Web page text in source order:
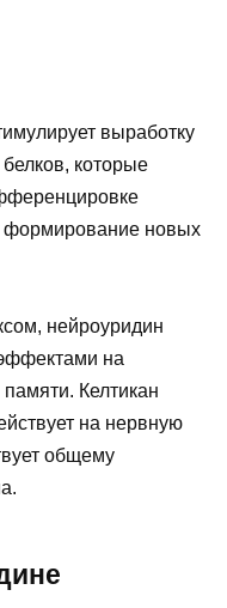
выработку
которые
формирование новых
нейроуридин
на
Келтикан
на нервную
общему